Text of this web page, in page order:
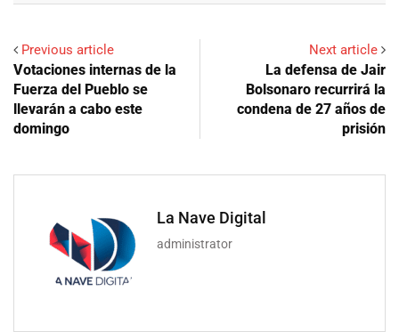
Previous article
Votaciones internas de la
Fuerza del Pueblo se
llevarán a cabo este
domingo
Next article
La defensa de Jair
Bolsonaro recurrirá la
condena de 27 años de
prisión
La Nave Digital
administrator